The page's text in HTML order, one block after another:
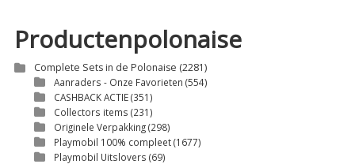
Productenpolonaise
Complete Sets in de Polonaise (2281)
Aanraders - Onze Favorieten (554)
CASHBACK ACTIE(351)
Collectors items (231)
Originele Verpakking(298)
Playmobil 100% compleet(1677)
Playmobil Uitslovers (69)